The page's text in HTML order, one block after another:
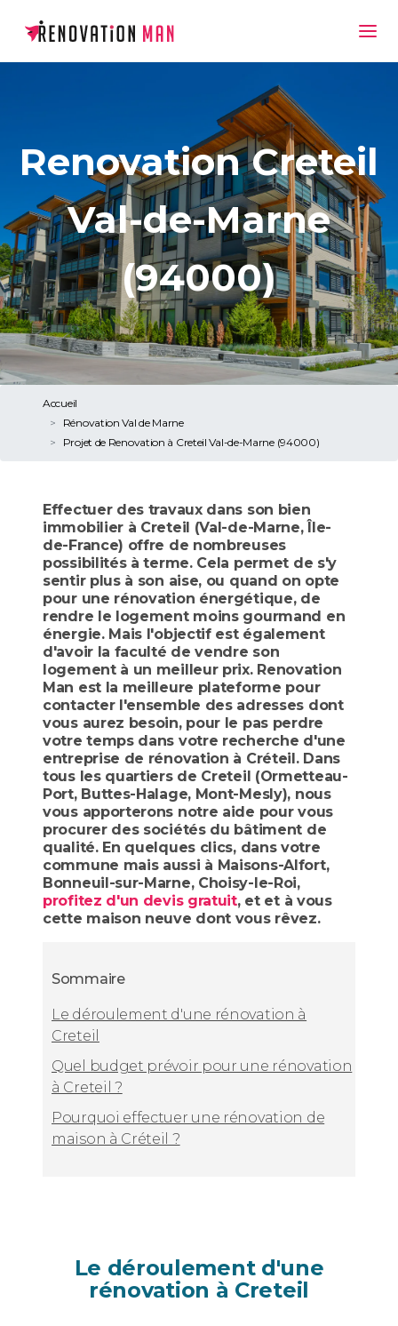
Renovation Creteil
Val-de-Marne
(94000)
Accueil
Rénovation Val de Marne
Projet de Renovation à Creteil Val-de-Marne (94000)
Effectuer des travaux dans son bien
immobilier à Creteil (Val-de-Marne, Île-
de-France) offre de nombreuses
possibilités à terme. Cela permet de s'y
sentir plus à son aise, ou quand on opte
pour une rénovation énergétique, de
rendre le logement moins gourmand en
énergie. Mais l'objectif est également
d'avoir la faculté de vendre son
logement à un meilleur prix. Renovation
Man est la meilleure plateforme pour
contacter l'ensemble des adresses dont
vous aurez besoin, pour le pas perdre
votre temps dans votre recherche d'une
entreprise de rénovation à Créteil. Dans
tous les quartiers de Creteil (Ormetteau-
Port, Buttes-Halage, Mont-Mesly), nous
vous apporterons notre aide pour vous
procurer des sociétés du bâtiment de
qualité. En quelques clics, dans votre
commune mais aussi à Maisons-Alfort,
Bonneuil-sur-Marne, Choisy-le-Roi,
profitez d'un devis gratuit, et et à vous
cette maison neuve dont vous rêvez.
Sommaire
Le déroulement d'une rénovation à
Creteil
Quel budget prévoir pour une rénovation
à Creteil ?
Pourquoi effectuer une rénovation de
maison à Créteil ?
Le déroulement d'une
rénovation à Creteil